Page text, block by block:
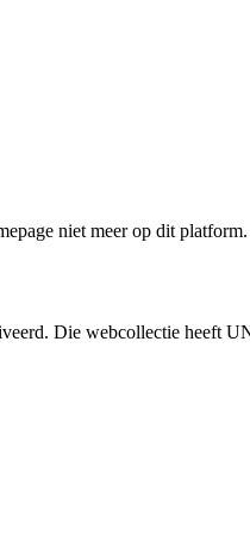
niet meer op dit platform.
Die webcollectie heeft